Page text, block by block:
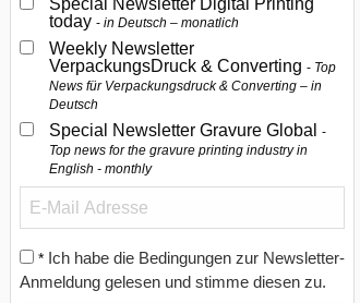
Special Newsletter Digital Printing
today in Deutsch – monatlich
Weekly Newsletter
VerpackungsDruck & Converting Top
News für Verpackungsdruck & Converting – in
Deutsch
Special Newsletter Gravure Global
Top news for the gravure printing industry in
English - monthly
* Ich habe die Bedingungen zur Newsletter-
Anmeldung gelesen und stimme diesen zu.